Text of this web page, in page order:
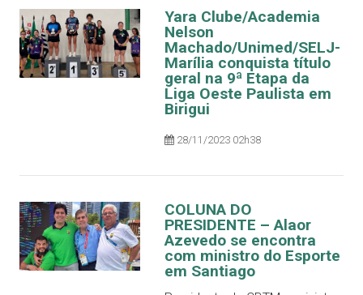
Yara Clube/Academia
Nelson
Machado/Unimed/SELJ-
Marília conquista título
geral na 9ª Etapa da
Liga Oeste Paulista em
Birigui
28/11/2023 02h38
COLUNA DO
PRESIDENTE – Alaor
Azevedo se encontra
com ministro do Esporte
em Santiago